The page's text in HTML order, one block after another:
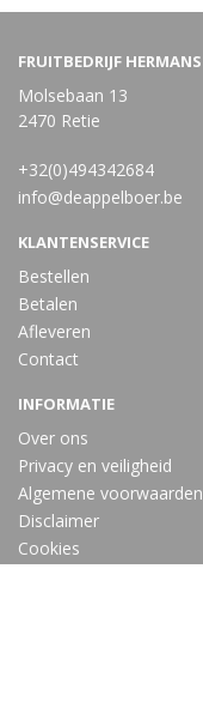
FRUITBEDRIJF HERMANS
Molsebaan 13
2470 Retie
+32(0)494342684
info@deappelboer.be
KLANTENSERVICE
Bestellen
Betalen
Afleveren
Contact
INFORMATIE
Over ons
Privacy en veiligheid
Algemene voorwaarden
Disclaimer
Cookies